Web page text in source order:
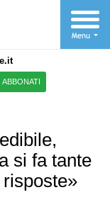
ABBONATI
si fa tante